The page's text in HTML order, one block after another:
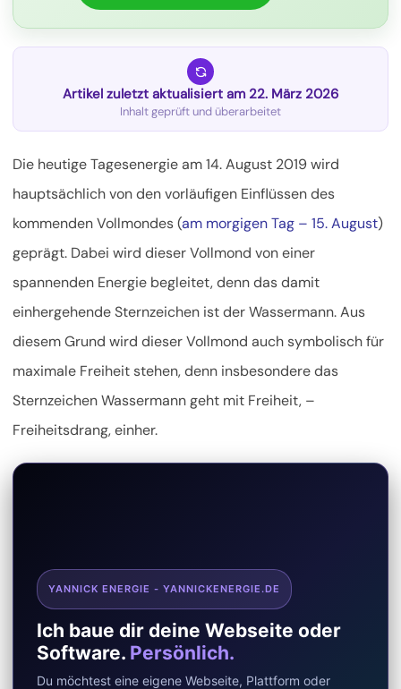
Artikel zuletzt aktualisiert am 22. März 2026
Inhalt geprüft und überarbeitet
Die heutige Tagesenergie am 14. August 2019 wird
hauptsächlich von den vorläufigen Einflüssen des
kommenden Vollmondes (am morgigen Tag – 15. August)
geprägt. Dabei wird dieser Vollmond von einer
spannenden Energie begleitet, denn das damit
einhergehendeSternzeichen ist der Wassermann. Aus
diesem Grund wird dieser Vollmond auch symbolisch für
maximale Freiheit stehen, denn insbesondere das
Sternzeichen Wassermann geht mit Freiheit, –
Freiheitsdrang, einher.
YANNICK ENERGIE - YANNICKENERGIE.DE
Ich baue dir deine Webseite oder
Software. Persönlich.
Du möchtest eine eigene Webseite, Plattform oder